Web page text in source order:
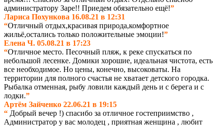
администратору Заре!! Приедем обязательно ещё!”
Лариса Похункова 16.08.21 в 12:31
“Отличный отдых,красивая природа,комфортное
жильё,остались только положительные эмоции!”
Елена Ч. 05.08.21 в 17:23
“Отличное место. Песочный пляж, к реке спускаться по
небольшой лесенке. Домики хорошие, идеальная чистота, есть
все необходимое. Но цены, конечно, высоковаты. На
территории для полного счастья не хватает детского городка.
Рыбалка отменная, рыбу ловили каждый день и с берега и с
лодки.”
Артём Зайченко 22.06.21 в 19:15
“ Добрый вечер !) спасибо за отличное гостеприимство ,
Администратор у вас молодец , приятная женщина , любит